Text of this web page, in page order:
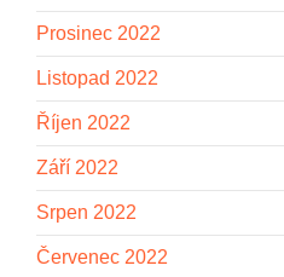
Prosinec 2022
Listopad 2022
Říjen 2022
Září 2022
Srpen 2022
Červenec 2022